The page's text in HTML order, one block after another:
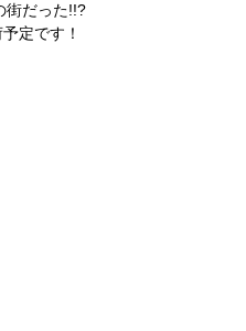
街だった!!?
定です！